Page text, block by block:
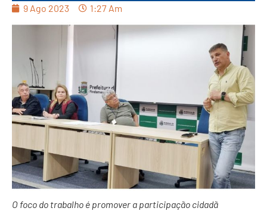
9 Ago 2023 1:27 Am
O foco do trabalho é promover a participação cidadã